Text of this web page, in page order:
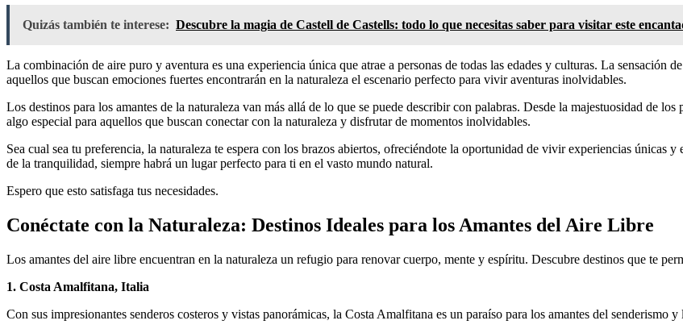
Quizás también te interese: Descubre la magia de Castell de Castells: todo lo que necesitas saber para visitar este
La combinación de aire puro y aventura es una experiencia única que atrae a personas de todas las edades y culturas. La sensación
aquellos que buscan emociones fuertes encontrarán en la naturaleza el escenario perfecto para vivir aventuras inolvidables.
Los destinos para los amantes de la naturaleza van más allá de lo que se puede describir con palabras. Desde la majestuosidad de
algo especial para aquellos que buscan conectar con la naturaleza y disfrutar de momentos inolvidables.
Sea cual sea tu preferencia, la naturaleza te espera con los brazos abiertos, ofreciéndote la oportunidad de vivir experiencias únicas
de la tranquilidad, siempre habrá un lugar perfecto para ti en el vasto mundo natural.
Espero que esto satisfaga tus necesidades.
Conéctate con la Naturaleza: Destinos Ideales para los Amantes del Aire Libre
Los amantes del aire libre encuentran en la naturaleza un refugio para renovar cuerpo, mente y espíritu. Descubre destinos que te
1. Costa Amalfitana, Italia
Con sus impresionantes senderos costeros y vistas panorámicas, la Costa Amalfitana es un paraíso para los amantes del senderismo y